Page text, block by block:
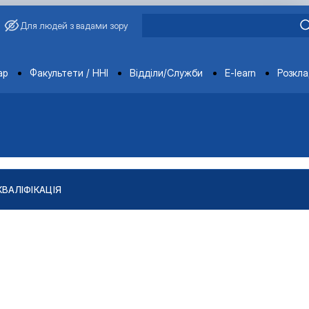
Для людей з вадами зору
Факультети / ННІ Відділи/Служби E-learn